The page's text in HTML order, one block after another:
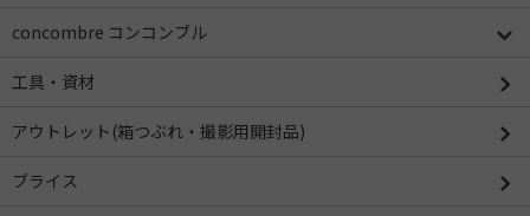
concombre コンコンブル
工具・資材
アウトレット(箱つぶれ・撮影用開封品)
ブライス